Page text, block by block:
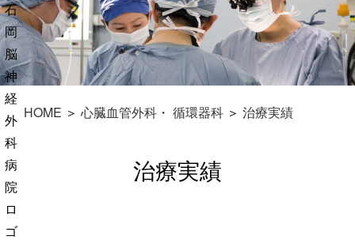
HOME ＞ 心臓血管外科・ 循環器科 ＞ 治療実績
治療実績